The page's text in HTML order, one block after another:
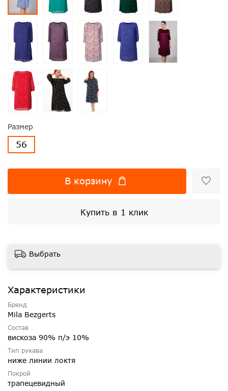
Размер
56
В корзину
Купить в 1 клик
Выбрать
Характеристики
Бренд
Mila Bezgerts
Состав
вискоза 90% п/э 10%
Тип рукава
ниже линии локтя
Покрой
трапецевидный